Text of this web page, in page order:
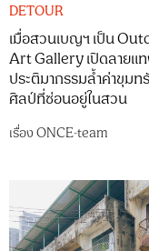
DETOUR
เมื่อสวนเบญฯ เป็น
Art Gallery เปิดลายแ
ประติมากรรมล้ำค่าขุม
ศิลป์ที่ซ่อนอยู่ในสวน
เรื่องONCE-team